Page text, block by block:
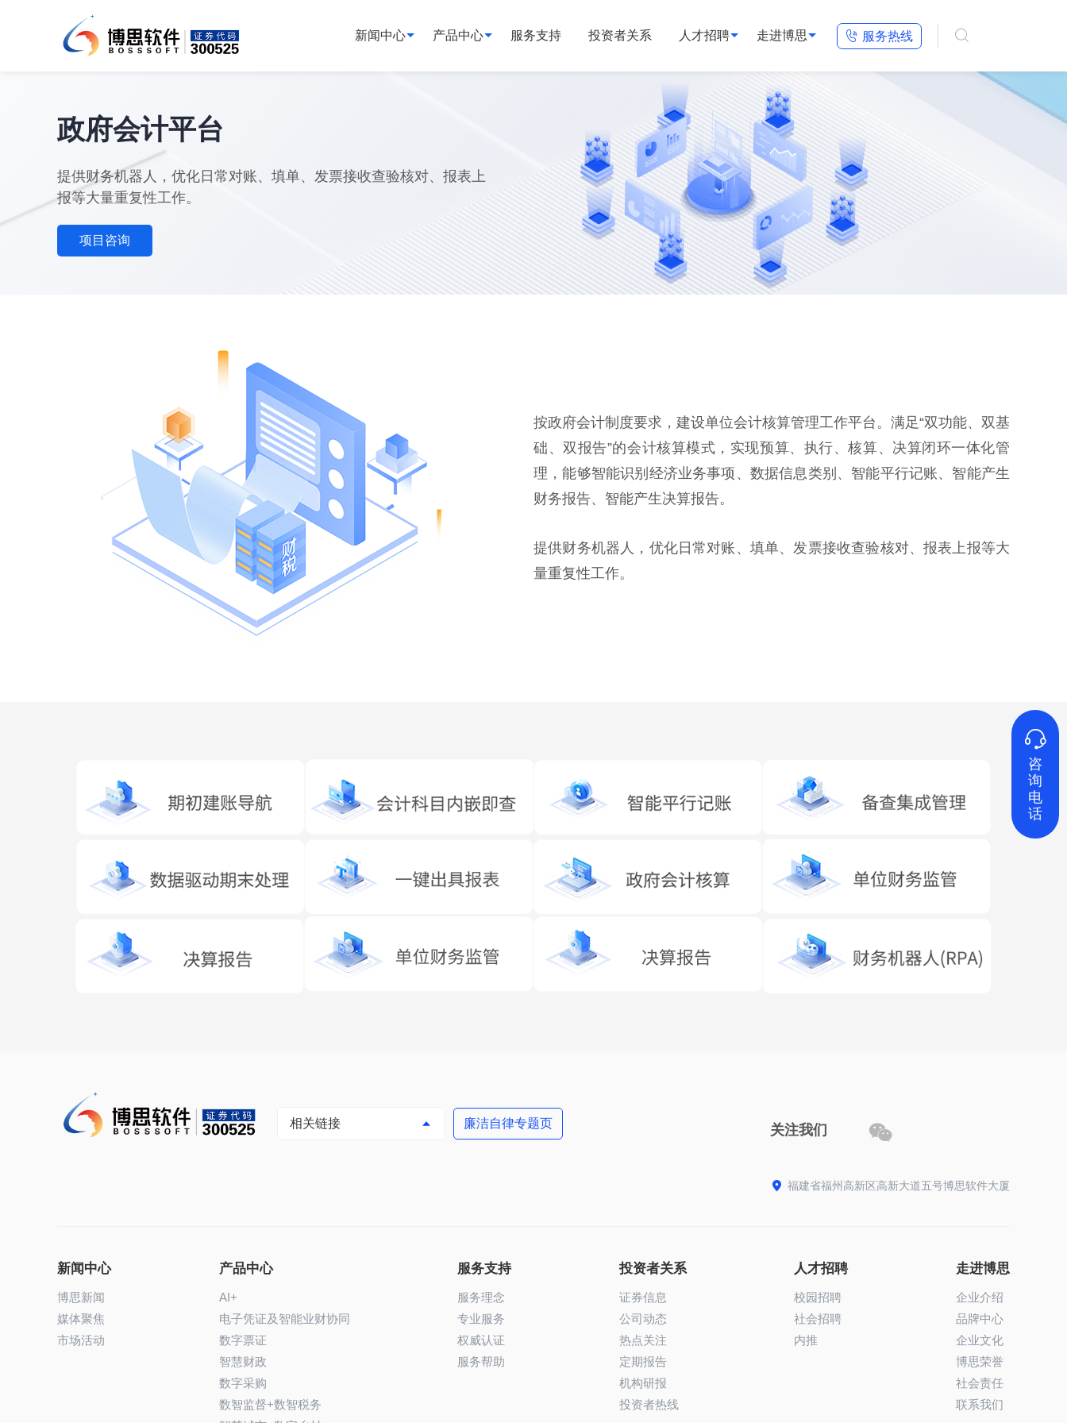
新闻中心 产品中心 服务支持 投资者关系 人才招聘 走进博思  服务热线 
政府会计平台
提供财务机器人，优化日常对账、填单、发票接收查验核对、报表上
报等大量重复性工作。
项目咨询
按政府会计制度要求，建设单位会计核算管理工作平台。满足“双功能、双基
础、双报告”的会计核算模式，实现预算、执行、核算、决算闭环一体化管
理，能够智能识别经济业务事项、数据信息类别、智能平行记账、智能产生
财务报告、智能产生决算报告。
提供财务机器人，优化日常对账、填单、发票接收查验核对、报表上报等大
量重复性工作。
相关链接  廉洁自律专题页 关注我们 
 福建省福州高新区高新大道五号博思软件大厦
新闻中心
博思新闻
媒体聚焦
市场活动
产品中心
AI+
电子凭证及智能业财协同
数字票证
智慧财政
数字采购
数智监督+数智税务
服务支持
服务理念
专业服务
权威认证
服务帮助
投资者关系
证券信息
公司动态
热点关注
定期报告
机构研报
投资者热线
人才招聘
校园招聘
社会招聘
内推
走进博思
企业介绍
品牌中心
企业文化
博思荣誉
社会责任
联系我们

咨
询
电
话